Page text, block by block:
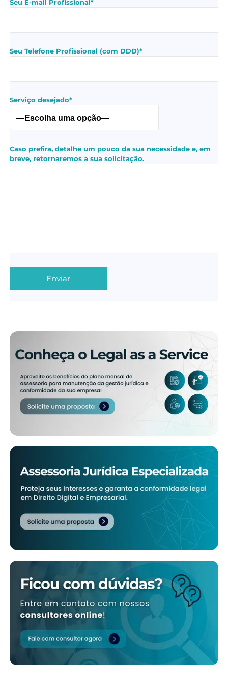
Seu E-mail Profissional*
Seu Telefone Profissional (com DDD)*
Serviço desejado*
Caso prefira, detalhe um pouco da sua necessidade e, em
breve, retornaremos a sua solicitação.